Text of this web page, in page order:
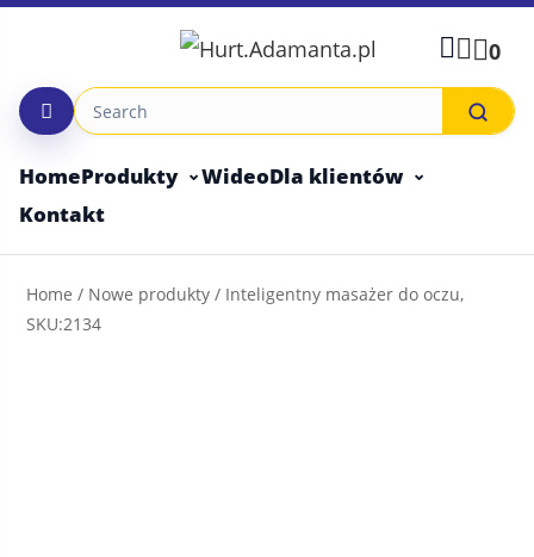
Skip
0
HomeProdukty WideoDla klientów
Kontakt
Home / Nowe produkty / Inteligentny masażer do oczu,
SKU:2134